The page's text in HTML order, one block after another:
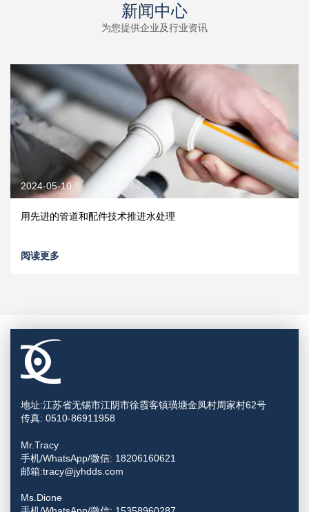
新闻中心
为您提供企业及行业资讯
2024-05-10
用先进的管道和配件技术推进水处理
阅读更多
地址:江苏省无锡市江阴市徐霞客镇璜塘金凤村周家村62号
传真: 0510-86911958
Mr.Tracy
手机/WhatsApp/微信: 18206160621
邮箱:tracy@jyhdds.com
Ms.Dione